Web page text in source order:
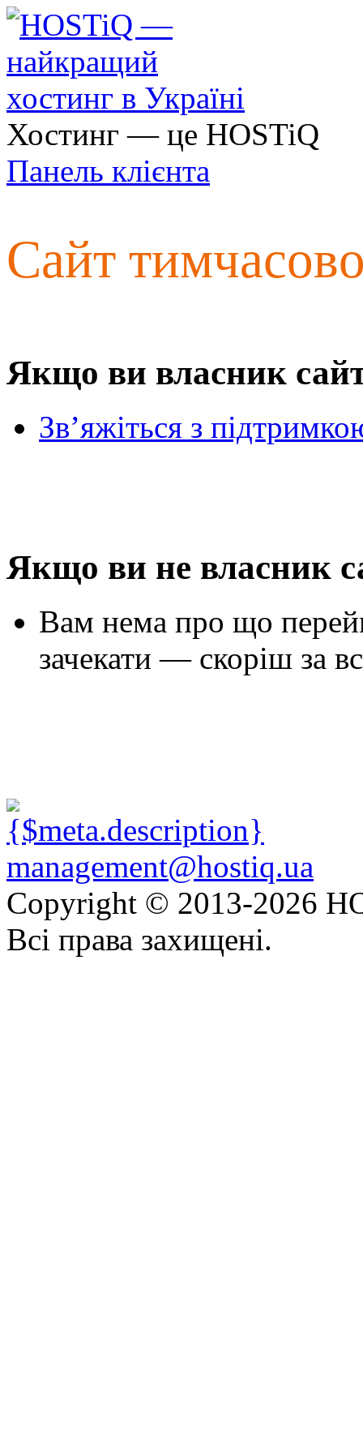
Хостинг — це HOSTiQ
Панель клієнта
Сайт
Якщо ви власник
Зв’яжіться з
Якщо ви не власник
Вам нема про що
зачекати — скоріш за
management@hostiq.ua
Copyright © 2013-2026
Всі права захищені.